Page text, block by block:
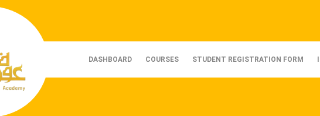
DASHBOARD COURSES STUDENT REGISTRATION FORM